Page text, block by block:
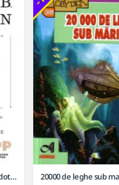
12 reguli de viata. Un antidot la haosul din jurul nostru - Jordan B. Peterson